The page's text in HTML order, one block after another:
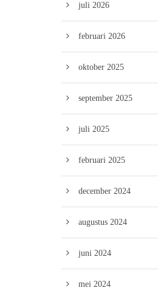
juli 2026
februari 2026
oktober 2025
september 2025
juli 2025
februari 2025
december 2024
augustus 2024
juni 2024
mei 2024